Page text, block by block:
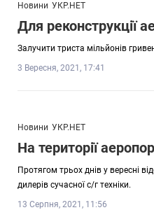
Новини УКР.НЕТ
Для реконструкції
Залучити триста мільйонів
3 Вересня, 2021, 17:41
Новини УКР.НЕТ
На території
Протягом трьох днів у вересні
дилерів сучасної с/г техніки.
13 Серпня, 2021, 11:56